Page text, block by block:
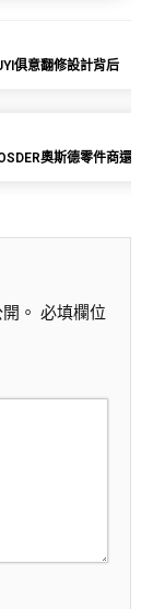
俱意翻修設計背后
奧斯德零件商還將
。 必填欄位